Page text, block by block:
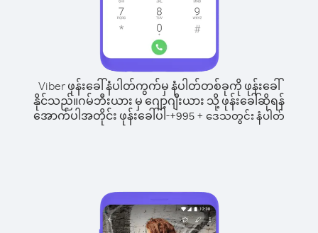
Viber ဖုန်းခေါ်နံပါတ်ကွက်မှ နံပါတ်တစ်ခုကို ဖုန်းခေါ်
နိုင်သည်။ဂမ်ဘီးယား မှ ဂျော့ဂျီးယား သို့ ဖုန်းခေါ်ဆိုရန်
အောက်ပါအတိုင်း ဖုန်းခေါ်ပါ-+995 + ဒေသတွင်း နံပါတ်